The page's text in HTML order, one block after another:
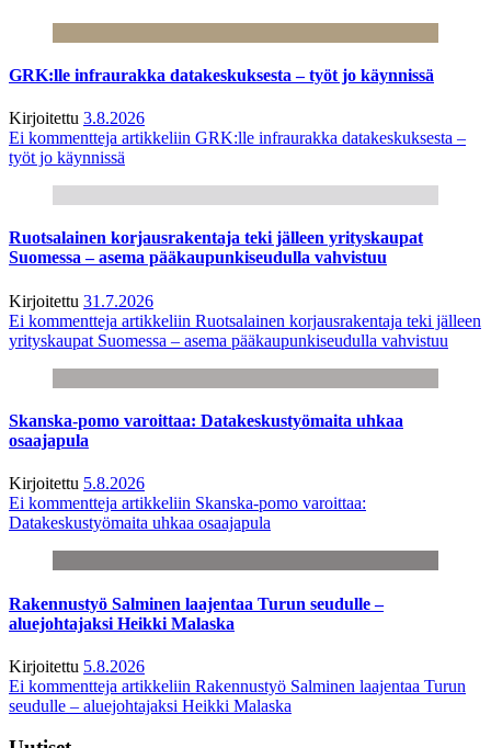
GRK:lle infraurakka datakeskuksesta – työt jo käynnissä
Kirjoitettu 3.8.2026
Ei kommentteja artikkeliin GRK:lle infraurakka datakeskuksesta –
työt jo käynnissä
Ruotsalainen korjausrakentaja teki jälleen yrityskaupat
Suomessa – asema pääkaupunkiseudulla vahvistuu
Kirjoitettu 31.7.2026
Ei kommentteja artikkeliin Ruotsalainen korjausrakentaja teki jälleen
yrityskaupat Suomessa – asema pääkaupunkiseudulla vahvistuu
Skanska-pomo varoittaa: Datakeskustyömaita uhkaa
osaajapula
Kirjoitettu 5.8.2026
Ei kommentteja artikkeliin Skanska-pomo varoittaa:
Datakeskustyömaita uhkaa osaajapula
Rakennustyö Salminen laajentaa Turun seudulle –
aluejohtajaksi Heikki Malaska
Kirjoitettu 5.8.2026
Ei kommentteja artikkeliin Rakennustyö Salminen laajentaa Turun
seudulle – aluejohtajaksi Heikki Malaska